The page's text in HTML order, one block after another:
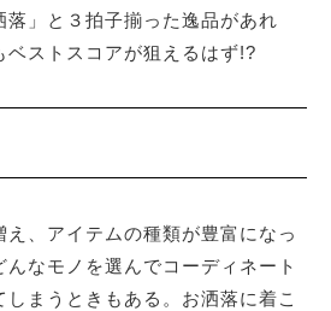
落」と３拍子揃った逸品があれ
ベストスコアが狙えるはず!?
、アイテムの種類が豊富になっ
なモノを選んでコーディネート
まうときもある。お洒落に着こ